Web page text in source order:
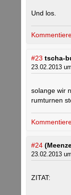
Und los.
#23 tscha-
23.02.2013
solange wir
rumturnen
#24
23.02.2013
ZITAT: